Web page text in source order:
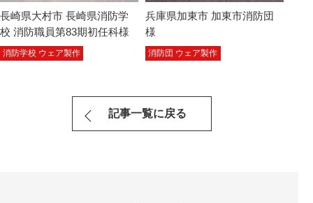
長崎県大村市 長崎県消防学
校 消防職員第83期初任科様
消防学校 ウェア製作
兵庫県加東市 加東市消防団
様
消防団 ウェア製作
記事一覧に戻る